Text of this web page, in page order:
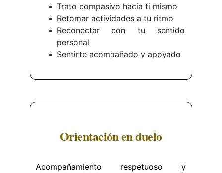
Orientación en duelo
Acompañamiento respetuoso y
Trato compasivo hacia ti mismo
Retomar actividades a tu ritmo
Reconectar con tu sentido
personal
Sentirte acompañado y apoyado